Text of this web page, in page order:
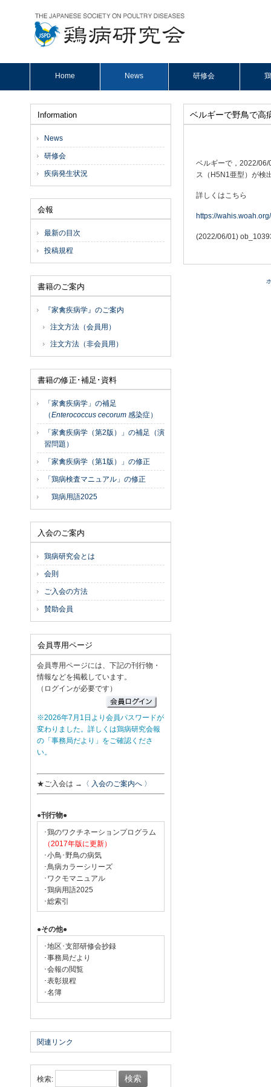
Home News 研修会
ベルギーで野鳥で高
ベルギーで，2022/06/
ス（H5N1亜型）が検
詳しくはこちら
https://
(2022/06/01)
Information
News
研修会
疾病発生状況
会報
最新の目次
投稿規程
書籍のご案内
『家禽疾病学』のご案内
注文方法（会員用）
注文方法（非会員用）
書籍の修正･補足･資料
「家禽疾病学」の補足
（Enterococcus cecorum 感染症）
「家禽疾病学（第2版）」の補足（演
習問題）
「家禽疾病学（第1版）」の修正
「鶏病検査マニュアル」の修正
鶏病用語2025
入会のご案内
鶏病研究会とは
会則
ご入会の方法
賛助会員
会員専用ページ
会員専用ページには、下記の刊行物・
情報などを掲載しています。
（ログインが必要です）
※2026年7月1日より会員パスワードが
変わりました。詳しくは鶏病研究会報
の「事務局だより」をご確認くださ
い。
★ご入会は → 〈 入会のご案内へ 〉
●刊行物●
･鶏のワクチネーションプログラム
（2017年版に更新）
･小鳥･野鳥の病気
･鳥病カラーシリーズ
･ワクモマニュアル
･鶏病用語2025
･総索引
●その他●
･地区･支部研修会抄録
･事務局だより
･会報の閲覧
･表彰規程
･名簿
関連リンク
検索: